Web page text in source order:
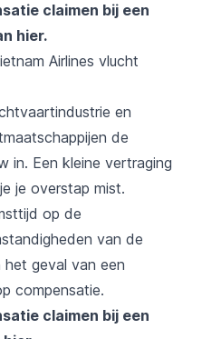
claimen bij een
hier.
Airlines vlucht
en
de
in. Een kleine vertraging
je overstap mist.
op de
van de
geval van een
compensatie.
claimen bij een